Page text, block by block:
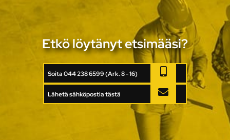
Etkö löytänyt etsimääsi?
Soita 044 238 6599 (Ark. 8 - 16)
Lähetä sähköpostia tästä